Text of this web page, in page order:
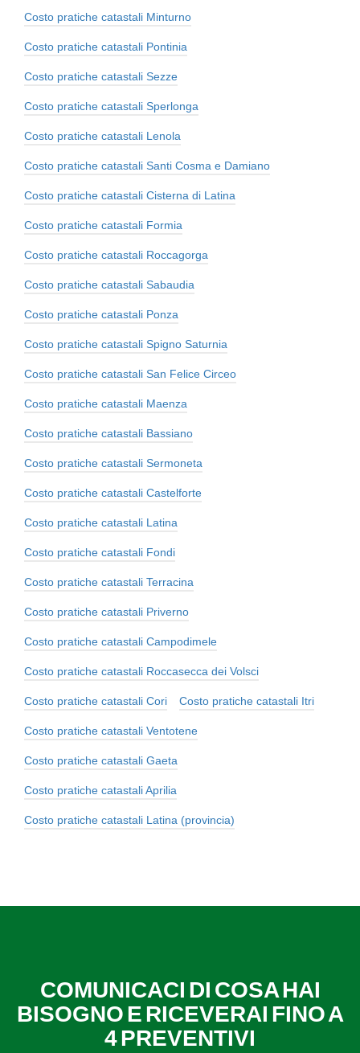
Costo pratiche catastali Minturno
Costo pratiche catastali Pontinia
Costo pratiche catastali Sezze
Costo pratiche catastali Sperlonga
Costo pratiche catastali Lenola
Costo pratiche catastali Santi Cosma e Damiano
Costo pratiche catastali Cisterna di Latina
Costo pratiche catastali Formia
Costo pratiche catastali Roccagorga
Costo pratiche catastali Sabaudia
Costo pratiche catastali Ponza
Costo pratiche catastali Spigno Saturnia
Costo pratiche catastali San Felice Circeo
Costo pratiche catastali Maenza
Costo pratiche catastali Bassiano
Costo pratiche catastali Sermoneta
Costo pratiche catastali Castelforte
Costo pratiche catastali Latina
Costo pratiche catastali Fondi
Costo pratiche catastali Terracina
Costo pratiche catastali Priverno
Costo pratiche catastali Campodimele
Costo pratiche catastali Roccasecca dei Volsci
Costo pratiche catastali Cori Costo pratiche catastali Itri
Costo pratiche catastali Ventotene
Costo pratiche catastali Gaeta
Costo pratiche catastali Aprilia
Costo pratiche catastali Latina (provincia)
COMUNICACI DI COSA HAI
BISOGNO E RICEVERAI FINO A
4 PREVENTIVI